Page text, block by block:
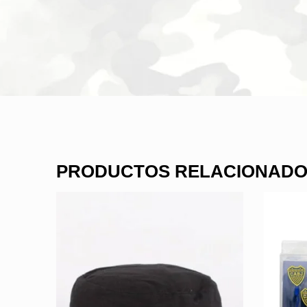
PRODUCTOS